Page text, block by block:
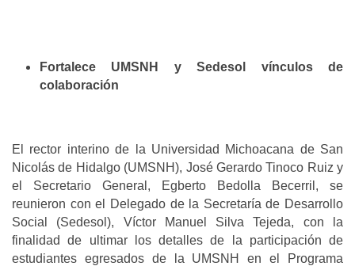
Fortalece UMSNH y Sedesol vínculos de
colaboración
El rector interino de la Universidad Michoacana de San
Nicolás de Hidalgo (UMSNH), José Gerardo Tinoco Ruiz y
el Secretario General, Egberto Bedolla Becerril, se
reunieron con el Delegado de la Secretaría de Desarrollo
Social (Sedesol), Víctor Manuel Silva Tejeda, con la
finalidad de ultimar los detalles de la participación de
estudiantes egresados de la UMSNH en el Programa